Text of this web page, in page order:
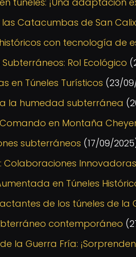
Catacumbas de San
con tecnología de
Rol Ecológico
en Túneles Turísticos (23/
la humedad subterránea
en Montaña
subterráneos (17/09/
Colaboraciones Innovadoras
en Túneles
de los túneles de la
contemporáneo
la Guerra Fría: